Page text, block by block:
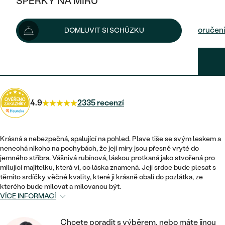
KOMBINOVANÉ ZLATO
DLE STYLU
ETERNITY
VINTAGE
NETRADIČNÍ
POSTRANNÍ KAMENY
HALO
VINTAGE
SNUBNÍ A ZÁSNUBNÍ SETY
NETRADIČNÍ
SESTAV SI SVŮJ PRSTEN
ZAČÍT S PRSTENEM
VÝPRODEJ
KDYŽ ŠPERKY POMÁHAJÍ
DLE TYPU
NÁUŠNICE
PRSTENY
PŘÍVĚSKY
NÁRAMKY
SETY
PÁNSKÉ ŠPERKY
PLATINOVÉ
PECKOVÉ
KRUHOVÉ
MINIMALISTICKÉ
VISACÍ
SOLITÉR
ZLATÉ
STŘÍBRNÉ
DLE STYLU
SOLITÉR
NAROZENÍ DÍTĚTE
PERSONALIZOVANÉ
SE ZNAMENÍM ZVĚROKRUHU
MINIMALISTICKÉ
ŠPERKY SKLADEM
VÝPRODEJ
DLE MATERIÁLU
ZLATÉ
PLATINOVÉ
DLE STYLU
ETERNITY
DOMLUVIT SI SCHŮZKU
3 830 Kč4 160 Kč
Možnosti doručení
4.9 2335 recenzí
Krásná a nebezpečná, spalující na pohled. Plave tiše se svým leskem a
nenechá nikoho na pochybách, že její míry jsou přesně vryté do
jemného stříbra. Vášnivá rubínová, láskou protkaná jako stvořená pro
milující majitelku, která ví, co láska znamená. Její srdce bude plesat s
těmito srdíčky věčné kvality, které ji krásně obalí do pozlátka, ze
kterého bude milovat a milovanou být.
VÍCE INFORMACÍ
Chcete poradit s výběrem, nebo máte jinou